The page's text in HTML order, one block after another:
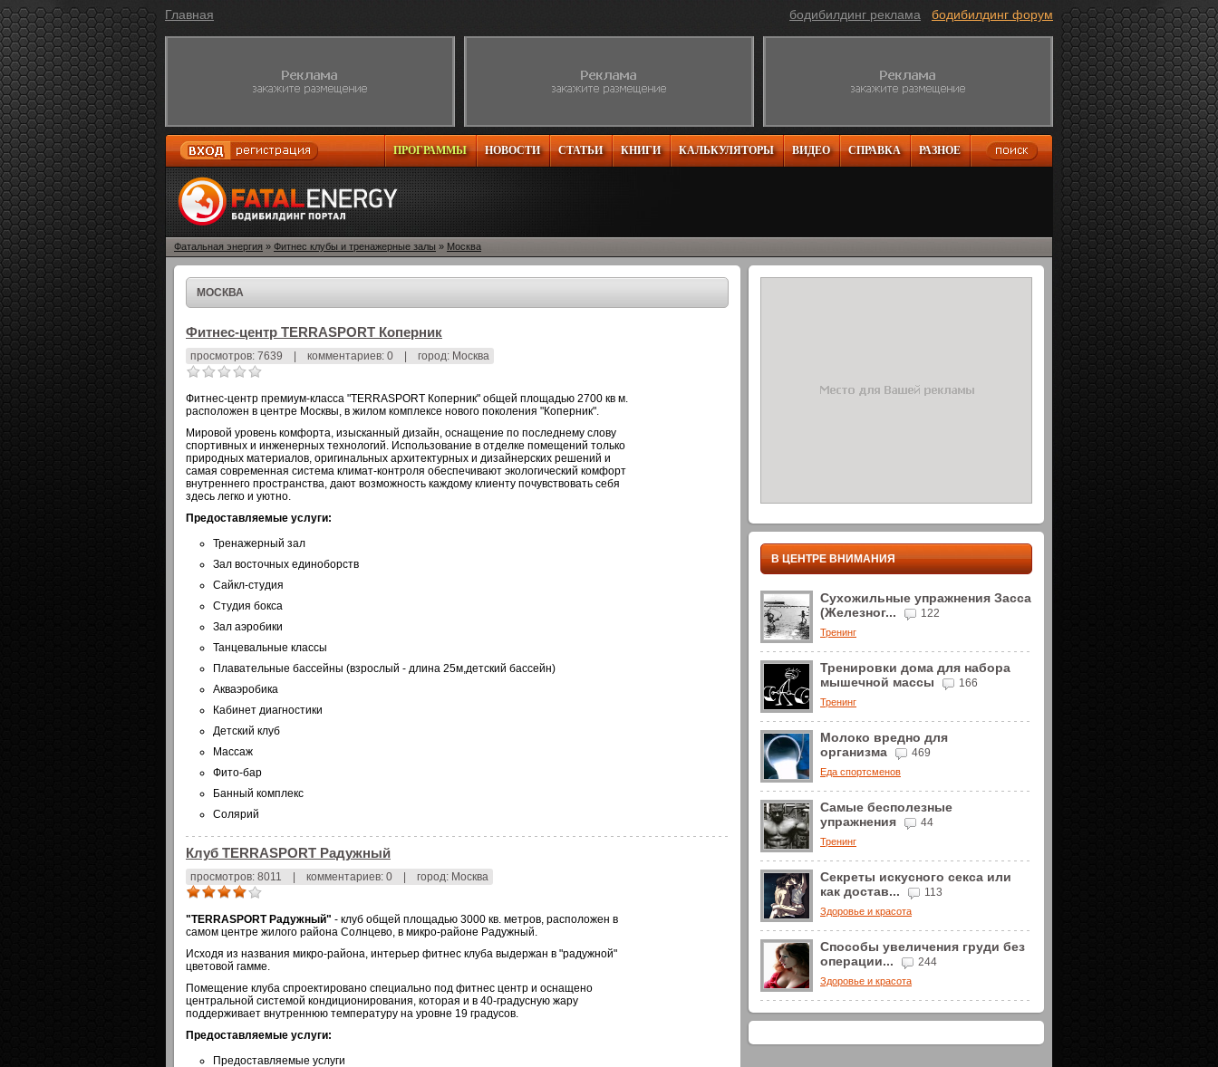
Главная бодибилдинг реклама бодибилдинг форум
РАЗНОЕ
СПРАВКА
ВИДЕО
КАЛЬКУЛЯТОРЫ
КНИГИ
СТАТЬИ
НОВОСТИ
ПРОГРАММЫ
Фатальная энергия » Фитнес клубы и тренажерные залы » Москва
МОСКВА
Фитнес-центр TERRASPORT Коперник
просмотров: 7639 комментариев: 0 город: Москва
Фитнес-центр премиум-класса "TERRASPORT Коперник" общей площадью 2700 кв м.
расположен в центре Москвы, в жилом комплексе нового поколения "Коперник".
Мировой уровень комфорта, изысканный дизайн, оснащение по последнему слову
спортивных и инженерных технологий. Использование в отделке помещений только
природных материалов, оригинальных архитектурных и дизайнерских решений и
самая современная система климат-контроля обеспечивают экологический комфорт
внутреннего пространства, дают возможность каждому клиенту почувствовать себя
здесь легко и уютно.
Предоставляемые услуги:
Тренажерный зал
Зал восточных единоборств
Сайкл-студия
Студия бокса
Зал аэробики
Танцевальные классы
Плавательные бассейны (взрослый - длина 25м,детский бассейн)
Акваэробика
Кабинет диагностики
Детский клуб
Массаж
Фито-бар
Банный комплекс
Солярий
Клуб TERRASPORT Радужный
просмотров: 8011 комментариев: 0 город: Москва
"TERRASPORT Радужный" - клуб общей площадью 3000 кв. метров, расположен в
самом центре жилого района Солнцево, в микро-районе Радужный.
Исходя из названия микро-района, интерьер фитнес клуба выдержан в "радужной"
цветовой гамме.
Помещение клуба спроектировано специально под фитнес центр и оснащено
центральной системой кондиционирования, которая и в 40-градусную жару
поддерживает внутреннюю температуру на уровне 19 градусов.
Предоставляемые услуги:
Предоставляемые услуги
В ЦЕНТРЕ ВНИМАНИЯ
Сухожильные упражнения Засса
(Железног...
122
Тренинг
Тренировки дома для набора
мышечной массы
166
Тренинг
Молоко вредно для
организма
469
Еда спортсменов
Самые бесполезные
упражнения
44
Тренинг
Секреты искусного секса или
как достав...
113
Здоровье и красота
Способы увеличения груди без
операции...
244
Здоровье и красота